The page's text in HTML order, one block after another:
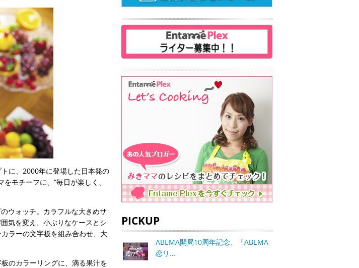
に、2000年に登場した日本発の
モチーフに、“毎日が楽しく、
ウォッチ。カラフルな大きめサ
気を変え、小ぶりなケースとシ
ラーの文字板を組み合わせ、大
のカラーリングに、滴る果汁を
PICKUP
ABEMA開局10周年記念、「ABEMA
恋リ…